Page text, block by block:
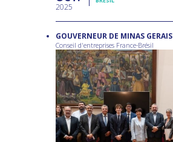
2025
GOUVERNEUR DE MINAS GERAIS
Conseil d'entreprises France-Brésil